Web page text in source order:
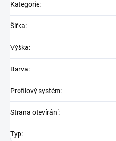
Kategorie:
Šířka:
Výška:
Barva:
Profilový systém:
Strana otevírání:
Typ: